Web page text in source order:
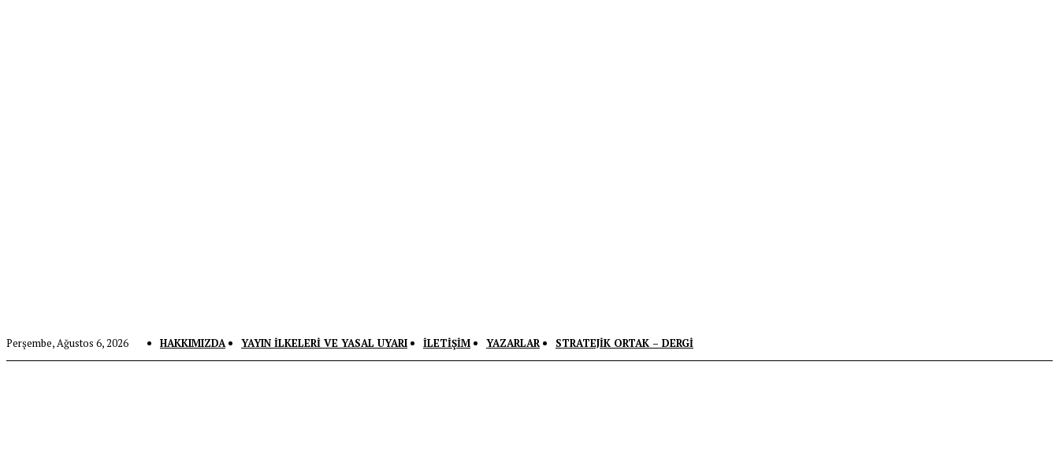
Perşembe, Ağustos 6, 2026 HAKKIMIZDA YAYIN İLKELERI VE YASAL UYARI İLETIŞIM YAZARLAR STRATEJIK ORTAK – DERGI